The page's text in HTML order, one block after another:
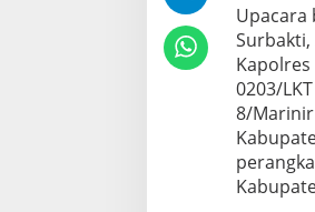
a
n
S
e
m
a
n
g
a
Upacara
Surbakti,
Kapolres
0203/
8/Marinir